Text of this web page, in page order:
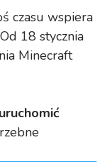
czasu wspiera
18 stycznia
Minecraft